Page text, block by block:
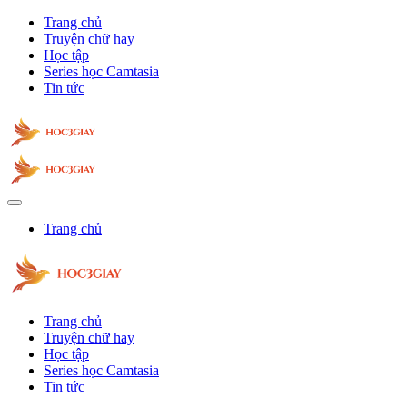
Trang chủ
Truyện chữ hay
Học tập
Series học Camtasia
Tin tức
Trang chủ
Trang chủ
Truyện chữ hay
Học tập
Series học Camtasia
Tin tức